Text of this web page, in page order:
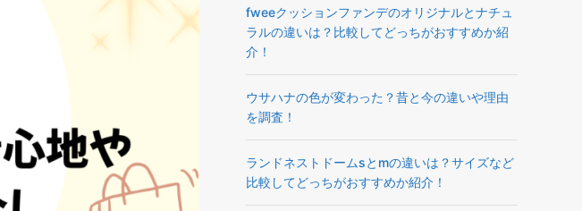
fweeクッションファンデのオリジナルとナチュ
ラルの違いは？比較してどっちがおすすめか紹
介！
ウサハナの色が変わった？昔と今の違いや理由
を調査！
ランドネストドームsとmの違いは？サイズなど
比較してどっちがおすすめか紹介！